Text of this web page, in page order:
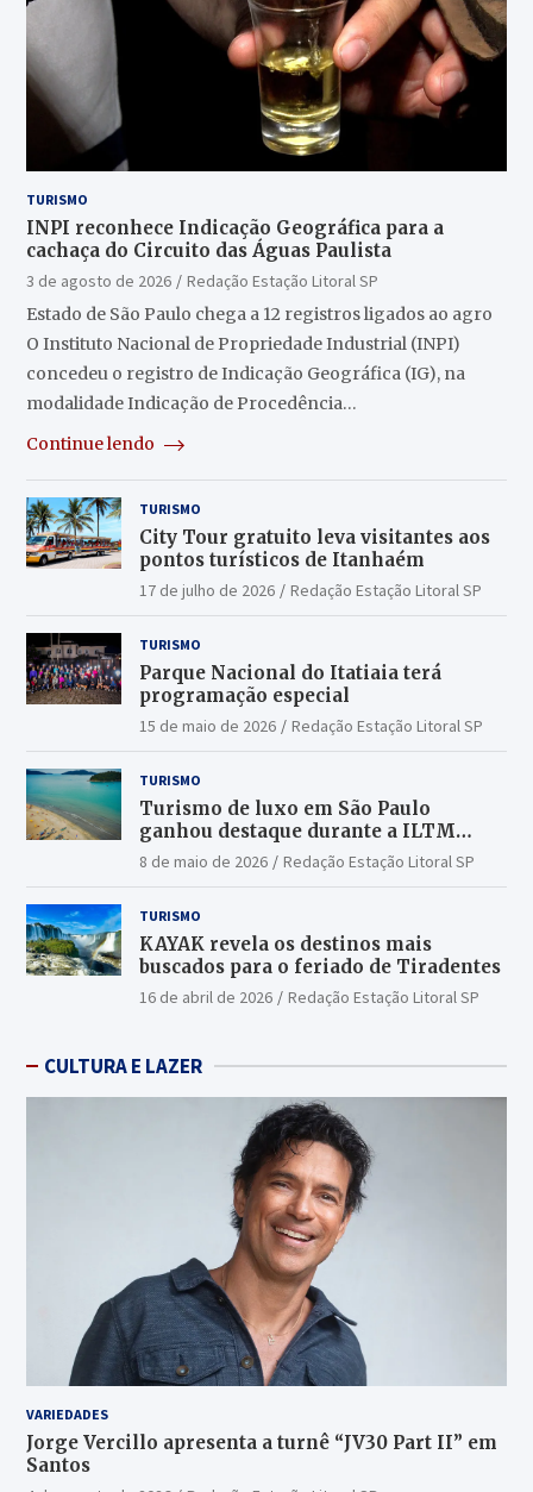
TURISMO
INPI reconhece Indicação Geográfica para a
cachaça do Circuito das Águas Paulista
3 de agosto de 2026
Redação Estação Litoral SP
Estado de São Paulo chega a 12 registros ligados ao agro
O Instituto Nacional de Propriedade Industrial (INPI)
concedeu o registro de Indicação Geográfica (IG), na
modalidade Indicação de Procedência…
Continue lendo
TURISMO
City Tour gratuito leva visitantes aos
pontos turísticos de Itanhaém
17 de julho de 2026 Redação Estação Litoral SP
TURISMO
Parque Nacional do Itatiaia terá
programação especial
15 de maio de 2026 Redação Estação Litoral SP
TURISMO
Turismo de luxo em São Paulo
ganhou destaque durante a ILTM
Latin America 2026
8 de maio de 2026 Redação Estação Litoral SP
TURISMO
KAYAK revela os destinos mais
buscados para o feriado de Tiradentes
16 de abril de 2026 Redação Estação Litoral SP
CULTURA E LAZER
VARIEDADES
Jorge Vercillo apresenta a turnê “JV30 Part II” em
Santos